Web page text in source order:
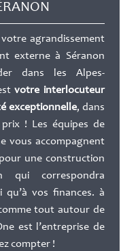
agrandissement
externe à Séranon
dans les Alpes-
votre interlocuteur
exceptionnelle, dans
! Les équipes de
vous accompagnent
une construction
correspondra
qu’à vos finances. à
tout autour de
est l’entreprise de
compter !